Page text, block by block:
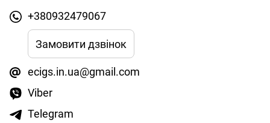
+380932479067
Замовити дзвінок
ecigs.in.ua@gmail.com
Viber
Telegram